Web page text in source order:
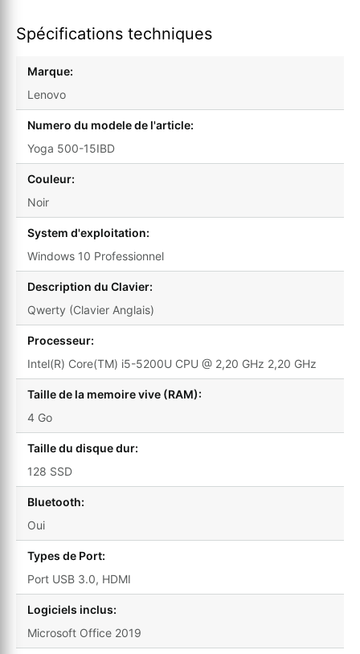
Spécifications techniques
Marque:
Lenovo
Numero du modele de l'article:
Yoga 500-15IBD
Couleur:
Noir
System d'exploitation:
Windows 10 Professionnel
Description du Clavier:
Qwerty (Clavier Anglais)
Processeur:
Intel(R) Core(TM) i5-5200U CPU @ 2,20 GHz 2,20 GHz
Taille de la memoire vive (RAM):
4 Go
Taille du disque dur:
128 SSD
Bluetooth:
Oui
Types de Port:
Port USB 3.0, HDMI
Logiciels inclus:
Microsoft Office 2019